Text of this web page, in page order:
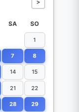
>
SA SO
1
7 8
14 15
21 22
28 29